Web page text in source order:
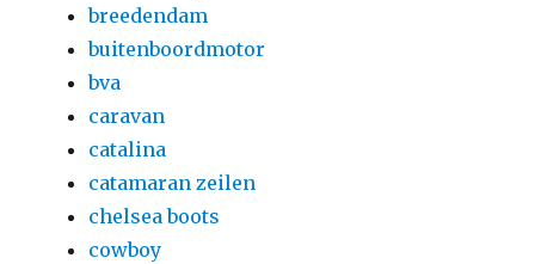
breedendam
buitenboordmotor
bva
caravan
catalina
catamaran zeilen
chelsea boots
cowboy